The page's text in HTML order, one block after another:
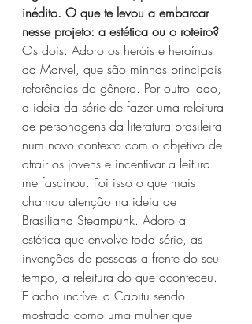
inédito. O que te levou a embarcar
nesse projeto: a estética ou o roteiro?
Os dois. Adoro os heróis e heroínas
da Marvel, que são minhas principais
referências do gênero. Por outro lado,
a ideia da série de fazer uma releitura
de personagens da literatura brasileira
num novo contexto com o objetivo de
atrair os jovens e incentivar a leitura
me fascinou. Foi isso o que mais
chamou atenção na ideia de
Brasiliana Steampunk. Adoro a
estética que envolve toda série, as
invenções de pessoas a frente do seu
tempo, a releitura do que aconteceu.
E acho incrível a Capitu sendo
mostrada como uma mulher que